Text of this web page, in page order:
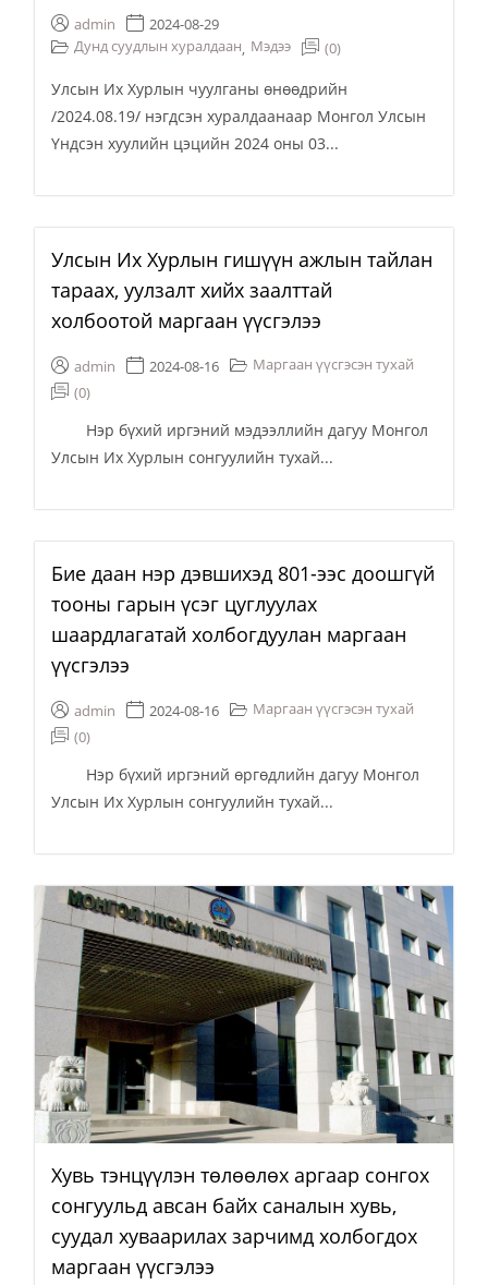
admin
2024-08-29
Дунд суудлын хуралдаан, Мэдээ (0)
Улсын Их Хурлын чуулганы өнөөдрийн
/2024.08.19/ нэгдсэн хуралдаанаар Монгол Улсын
Үндсэн хуулийн цэцийн 2024 оны 03...
Улсын Их Хурлын гишүүн ажлын тайлан
тараах, уулзалт хийх заалттай
холбоотой маргаан үүсгэлээ
admin 2024-08-16
Маргаан үүсгэсэн тухай
(0)
Нэр бүхий иргэний мэдээллийн дагуу Монгол
Улсын Их Хурлын сонгуулийн тухай...
Бие даан нэр дэвшихэд 801-ээс доошгүй
тооны гарын үсэг цуглуулах
шаардлагатай холбогдуулан маргаан
үүсгэлээ
admin 2024-08-16
Маргаан үүсгэсэн тухай
(0)
Нэр бүхий иргэний өргөдлийн дагуу Монгол
Улсын Их Хурлын сонгуулийн тухай...
Хувь тэнцүүлэн төлөөлөх аргаар сонгох
сонгуульд авсан байх саналын хувь,
суудал хуваарилах зарчимд холбогдох
маргаан үүсгэлээ